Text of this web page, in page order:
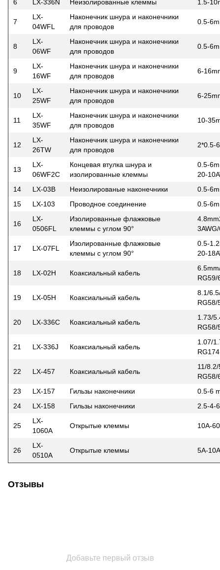
6
LX-336N Неизолированные клеммы 1.5-
7
LX-
04WFL
Наконечник шнура и наконечники
для проводов
0.5-
8
LX-
06WF
Наконечник шнура и наконечники
для проводов
0.5-
9
LX-
16WF
Наконечник шнура и наконечники
для проводов
6-
10
LX-
25WF
Наконечник шнура и наконечники
для проводов
6-
11
LX-
35WF
Наконечник шнура и наконечники
для проводов
10-
12
LX-
26TW
Наконечник шнура и наконечники
для проводов
2*0.5-
13
LX-
06WF2C
Концевая втулка шнура и
изолированные клеммы
0.5-
20-
14
LX-03B Неизолированые наконечники
0.5-
15
LX-103 Проводное соединение 0.5-
16
LX-
0506FL
Изолированные флажковые
клеммы с углом 90°
17 LX-07FL
Изолированные флажковые
клеммы с углом 90°
0.5-
20-
18 LX-02H Коаксиальный кабель
RG59/
19 LX-05H Коаксиальный кабель
8.1/
RG58/
20 LX-336C Коаксиальный кабель
1.73/
RG58/
21 LX-336J Коаксиальный кабель
1.07/
22 LX-457 Коаксиальный кабель
11/
RG58/
23
LX-157 Гильзы наконечники
0.5-6
24
LX-158 Гильзы наконечники 2.5-4-
25
LX-
1060A
Открытые клеммы 10A-
26
LX-
0510A
Открытые клеммы 5A-10A
Отзывы
Добавьте первый отзыв